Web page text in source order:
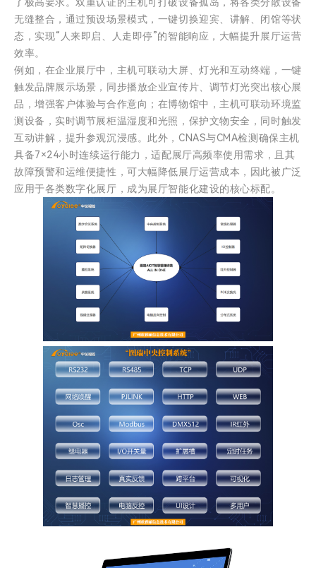
无缝整合，通过预设场景模式，一键切换迎宾、讲解、闭馆等状
态，实现“人来即启、人走即停”的智能响应，大幅提升展厅运营
效率。
例如，在企业展厅中，主机可联动大屏、灯光和互动终端，一键
触发品牌展示场景，同步播放企业宣传片、调节灯光突出核心展
品，增强客户体验与合作意向；在博物馆中，主机可联动环境监
测设备，实时调节展柜温湿度和光照，保护文物安全，同时触发
互动讲解，提升参观沉浸感。此外，CNAS与CMA检测确保主机
具备7×24小时连续运行能力，适配展厅高频率使用需求，且其
故障预警和运维便捷性，可大幅降低展厅运营成本，因此被广泛
应用于各类数字化展厅，成为展厅智能化建设的核心标配。